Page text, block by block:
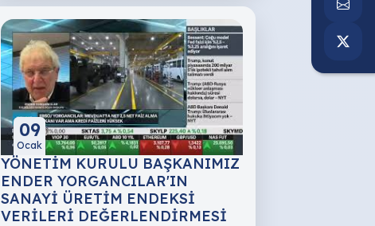
09
Ocak
YÖNETİM KURULU BAŞKANIMIZ
ENDER YORGANCILAR'IN
SANAYİ ÜRETİM ENDEKSİ
VERİLERİ DEĞERLENDİRMESİ